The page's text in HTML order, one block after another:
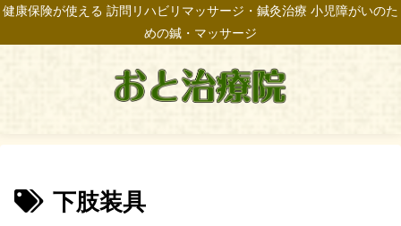
健康保険が使える 訪問リハビリマッサージ・鍼灸治療 小児障がいのた
めの鍼・マッサージ
下肢装具